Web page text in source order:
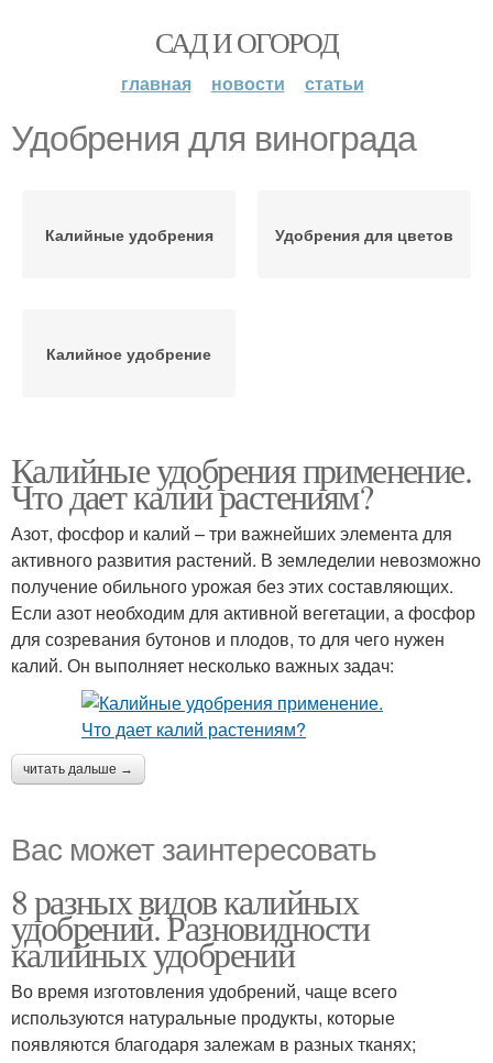
САД И ОГОРОД
главная новости статьи
Удобрения для винограда
Калийные удобрения Удобрения для цветов
Калийное удобрение
Калийные удобрения применение.
Что дает калий растениям?
Азот, фосфор и калий – три важнейших элемента для
активного развития растений. В земледелии невозможно
получение обильного урожая без этих составляющих.
Если азот необходим для активной вегетации, а фосфор
для созревания бутонов и плодов, то для чего нужен
калий. Он выполняет несколько важных задач:
читать дальше →
Вас может заинтересовать
8 разных видов калийных
удобрений. Разновидности
калийных удобрений
Во время изготовления удобрений, чаще всего
используются натуральные продукты, которые
появляются благодаря залежам в разных тканях;